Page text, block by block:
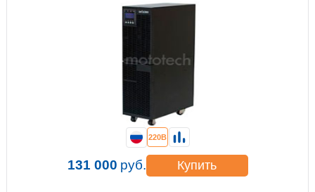
220В
131 000 руб. Купить